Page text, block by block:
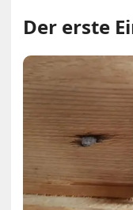
Der erste